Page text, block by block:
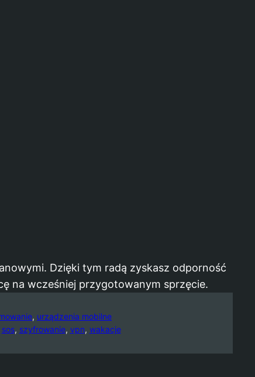
Dzięki tym radą zyskasz odporność
na wcześniej przygotowanym sprzęcie.
, urządzenia mobilne
sos, szyfrowanie, vpn, wakacje